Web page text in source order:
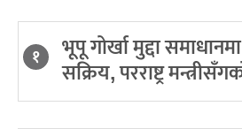
१ भूपू गोर्खा मुद्दा
सक्रिय, परराष्ट्र